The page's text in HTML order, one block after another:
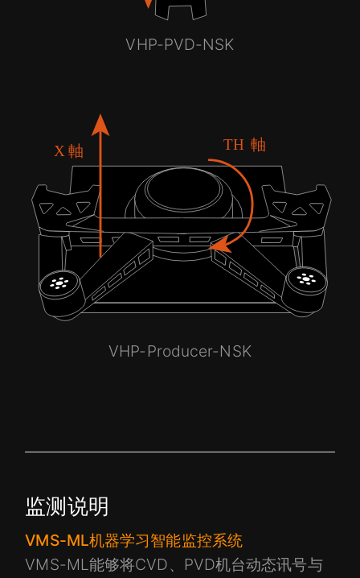
VHP-PVD-NSK
VHP-Producer-NSK
监测说明
VMS-ML机器学习智能监控系统
VMS-ML能够将CVD、PVD机台动态讯号与